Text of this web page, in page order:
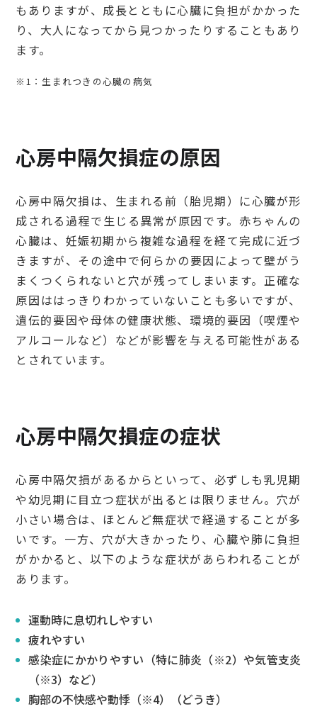
もありますが、成長とともに心臓に負担がかかった
り、大人になってから見つかったりすることもあり
ます。
※1：生まれつきの心臓の病気
心房中隔欠損症の原因
心房中隔欠損は、生まれる前（胎児期）に心臓が形
成される過程で生じる異常が原因です。赤ちゃんの
心臓は、妊娠初期から複雑な過程を経て完成に近づ
きますが、その途中で何らかの要因によって壁がう
まくつくられないと穴が残ってしまいます。正確な
原因ははっきりわかっていないことも多いですが、
遺伝的要因や母体の健康状態、環境的要因（喫煙や
アルコールなど）などが影響を与える可能性がある
とされています。
心房中隔欠損症の症状
心房中隔欠損があるからといって、必ずしも乳児期
や幼児期に目立つ症状が出るとは限りません。穴が
小さい場合は、ほとんど無症状で経過することが多
いです。一方、穴が大きかったり、心臓や肺に負担
がかかると、以下のような症状があらわれることが
あります。
運動時に息切れしやすい
疲れやすい
感染症にかかりやすい（特に肺炎（※2）や気管支炎
（※3）など）
胸部の不快感や動悸（※4）（どうき）